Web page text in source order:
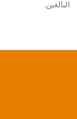
البالغين.